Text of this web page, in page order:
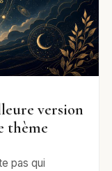
version
thème
pas qui